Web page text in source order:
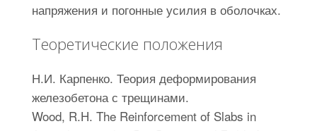
напряжения и погонные усилия в оболочках.
Теоретические положения
Н.И. Карпенко. Теория деформирования
железобетона с трещинами.
Wood, R.H. The Reinforcement of Slabs in